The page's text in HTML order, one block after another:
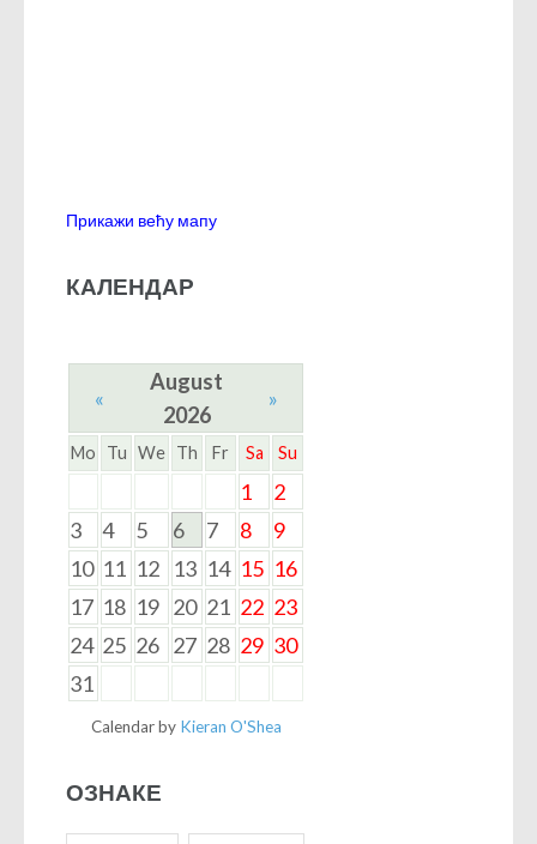
Прикажи већу мапу
КАЛЕНДАР
«
August
2026
»
Mo Tu We Th Fr Sa Su
1
2
3
4 5 6 7 8
9
10 11 12 13 14 15 16
17 18 19 20 21 22 23
24 25 26 27 28 29 30
31
Calendar by Kieran O'Shea
ОЗНАКЕ